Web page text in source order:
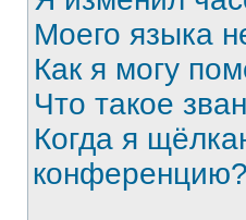
Моего языка
Как я могу
Что такое
Когда я
конференцию?